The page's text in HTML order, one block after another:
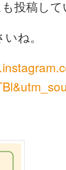
投稿し
ね。